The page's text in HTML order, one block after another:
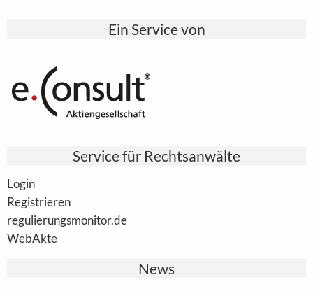
Ein Service von
Service für Rechtsanwälte
Login
Registrieren
regulierungsmonitor.de
WebAkte
News